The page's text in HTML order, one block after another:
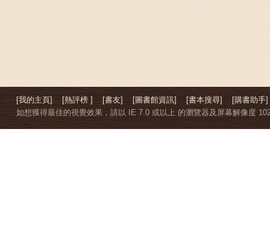
[我的主頁] [熱評榜 ] [書友] [圖書館資訊] [書本搜尋]
[購書助手]
如想獲得最佳的視覺效果，請以 IE 7.0 或以上 的瀏覽器及屏幕解像度